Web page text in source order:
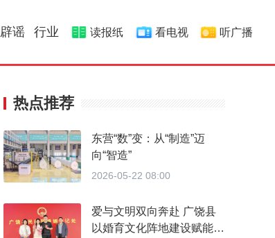
辟谣 行业 读报纸 看电视 听广播
热点推荐
东营“数”变：从“制造”迈
向“智造”
2026-05-22 08:00
爱与文明双向奔赴 广饶县
以婚育文化阵地建设赋能婚